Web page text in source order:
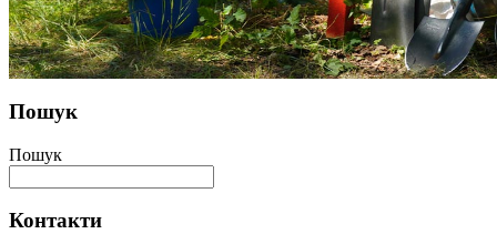
Пошук
Пошук
Контакти